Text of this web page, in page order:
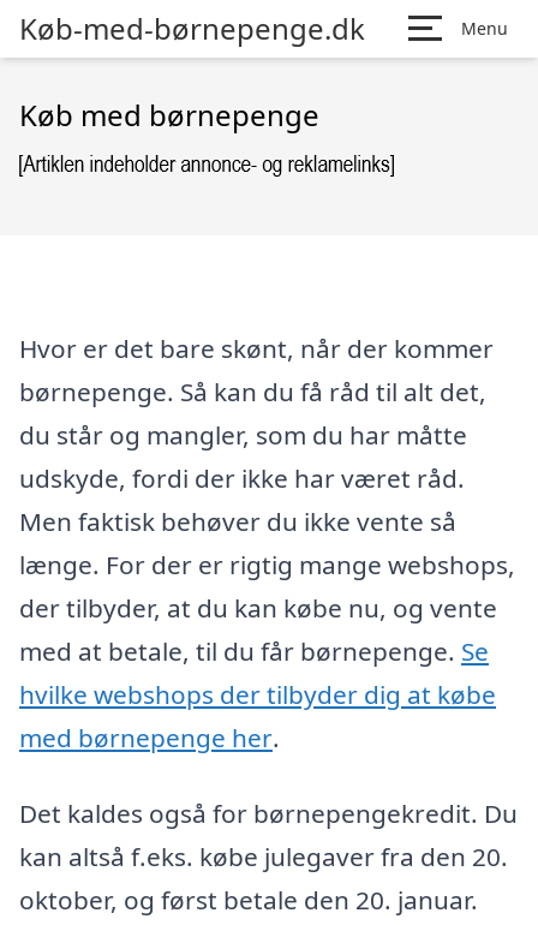
Køb-med-børnepenge.dk Menu
Køb med børnepenge
Hvor er det bare skønt, når der kommer
børnepenge. Så kan du få råd til alt det,
du står og mangler, som du har måtte
udskyde, fordi der ikke har været råd.
Men faktisk behøver du ikke vente så
længe. For der er rigtig mange webshops,
der tilbyder, at du kan købe nu, og vente
med at betale, til du får børnepenge. Se
hvilke webshops der tilbyder dig at købe
med børnepenge her.
Det kaldes også for børnepengekredit. Du
kan altså f.eks. købe julegaver fra den 20.
oktober, og først betale den 20. januar.